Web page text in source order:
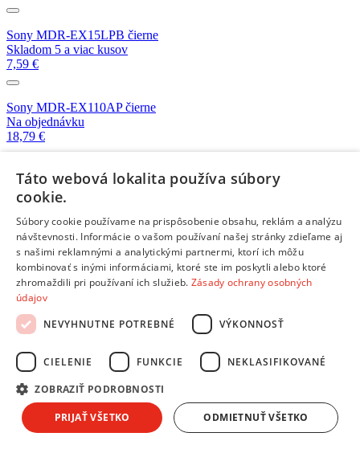
Sony MDR-EX15LPB čierne
Skladom 5 a viac kusov
7,59 €
Sony MDR-EX110AP čierne
Na objednávku
18,79 €
JBL T110 čierne
Skladom 5 a viac kusov
JBL T110 modré
Skladom 3 kusy
12,90 €
JBL T110 biele
Skladom 4 kusy
12,90 €
JBL T290 Silver
Na objednávku
29,90 €
Táto webová lokalita používa súbory
cookie.
Súbory cookie používame na prispôsobenie obsahu, reklám a analýzu
návštevnosti. Informácie o vašom používaní našej stránky zdieľame aj
s našimi reklamnými a analytickými partnermi, ktorí ich môžu
kombinovať s inými informáciami, ktoré ste im poskytli alebo ktoré
zhromaždili pri používaní ich služieb. Zásady ochrany osobných
údajov
NEVYHNUTNE POTREBNÉ
VÝKONNOSŤ
CIELENIE FUNKCIE NEKLASIFIKOVANÉ
ZOBRAZIŤ PODROBNOSTI
PRIJAŤ VŠETKO ODMIETNUŤ VŠETKO